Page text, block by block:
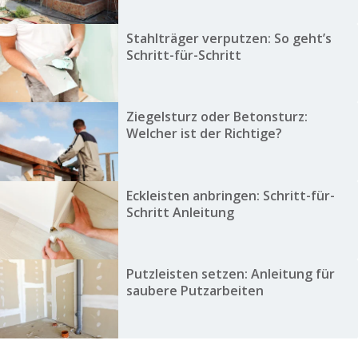
Stahlträger verputzen: So geht’s
Schritt-für-Schritt
Ziegelsturz oder Betonsturz:
Welcher ist der Richtige?
Eckleisten anbringen: Schritt-für-
Schritt Anleitung
Putzleisten setzen: Anleitung für
saubere Putzarbeiten